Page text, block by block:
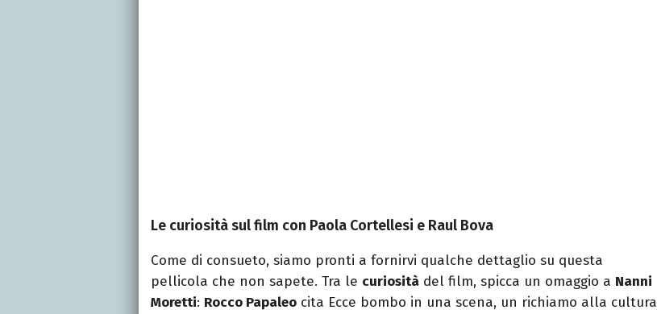
Le curiosità sul film con Paola Cortellesi e Raul Bova
Come di consueto, siamo pronti a fornirvi qualche dettaglio su questa
pellicola che non sapete. Tra le curiosità del film, spicca un omaggio a Nanni
Moretti: Rocco Papaleo cita Ecce bombo in una scena, un richiamo alla cultura